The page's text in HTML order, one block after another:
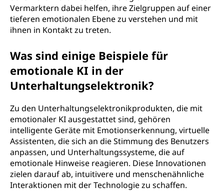
Vermarktern dabei helfen, ihre Zielgruppen auf einer
tieferen emotionalen Ebene zu verstehen und mit
ihnen in Kontakt zu treten.
Was sind einige Beispiele für
emotionale KI in der
Unterhaltungselektronik?
Zu den Unterhaltungselektronikprodukten, die mit
emotionaler KI ausgestattet sind, gehören
intelligente Geräte mit Emotionserkennung, virtuelle
Assistenten, die sich an die Stimmung des Benutzers
anpassen, und Unterhaltungssysteme, die auf
emotionale Hinweise reagieren. Diese Innovationen
zielen darauf ab, intuitivere und menschenähnliche
Interaktionen mit der Technologie zu schaffen.